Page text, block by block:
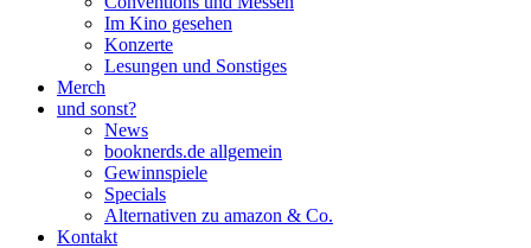
Im Kino gesehen
Konzerte
Lesungen und Sonstiges
Merch
und sonst?
News
booknerds.de allgemein
Gewinnspiele
Specials
Alternativen zu amazon & Co.
Kontakt